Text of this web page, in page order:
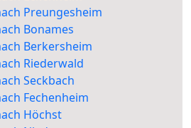
Preungesheim
Bonames
Berkersheim
Riederwald
Seckbach
Fechenheim
Höchst